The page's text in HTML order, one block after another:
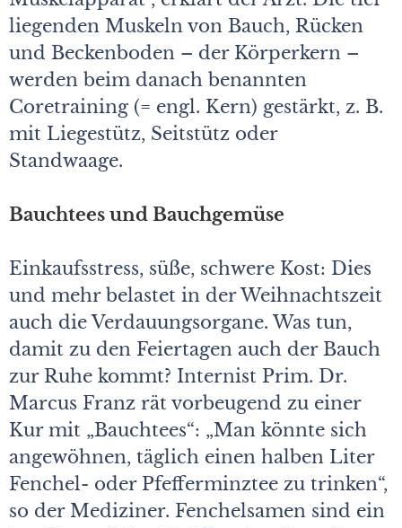
liegenden Muskeln von Bauch, Rücken
und Beckenboden – der Körperkern –
werden beim danach benannten
Coretraining (= engl. Kern) gestärkt, z. B.
mit Liegestütz, Seitstütz oder
Standwaage.
Bauchtees und Bauchgemüse
Einkaufsstress, süße, schwere Kost: Dies
und mehr belastet in der Weihnachtszeit
auch die Verdauungsorgane. Was tun,
damit zu den Feiertagen auch der Bauch
zur Ruhe kommt? Internist Prim. Dr.
Marcus Franz rät vorbeugend zu einer
Kur mit „Bauchtees“: „Man könnte sich
angewöhnen, täglich einen halben Liter
Fenchel- oder Pfefferminztee zu trinken“,
so der Mediziner. Fenchelsamen sind ein